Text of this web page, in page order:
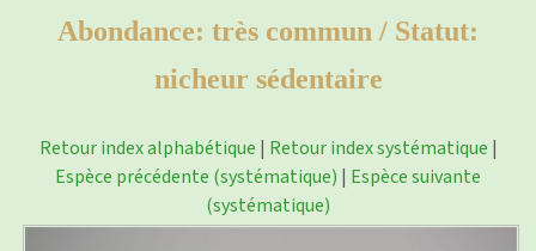
photos ▼
Nos activités▼
Adhérer/faire un don
Links and phones▼
Abondance: très commun / Statut:
nicheur sédentaire
Retour index alphabétique | Retour index systématique |
Espèce précédente (systématique) | Espèce suivante
(systématique)